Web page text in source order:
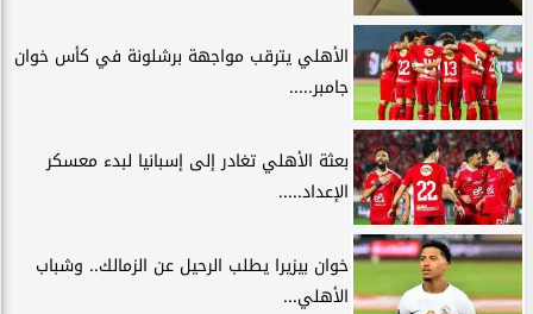
الأهلي يترقب مواجهة برشلونة في كأس خوان
جامبر.....
بعثة الأهلي تغادر إلى إسبانيا لبدء معسكر
الإعداد.....
خوان بيزيرا يطلب الرحيل عن الزمالك.. وشباب
الأهلي...